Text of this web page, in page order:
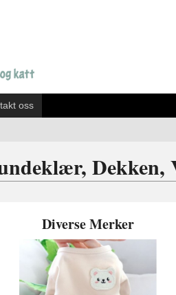
oss
Dekken,
Diverse Merker